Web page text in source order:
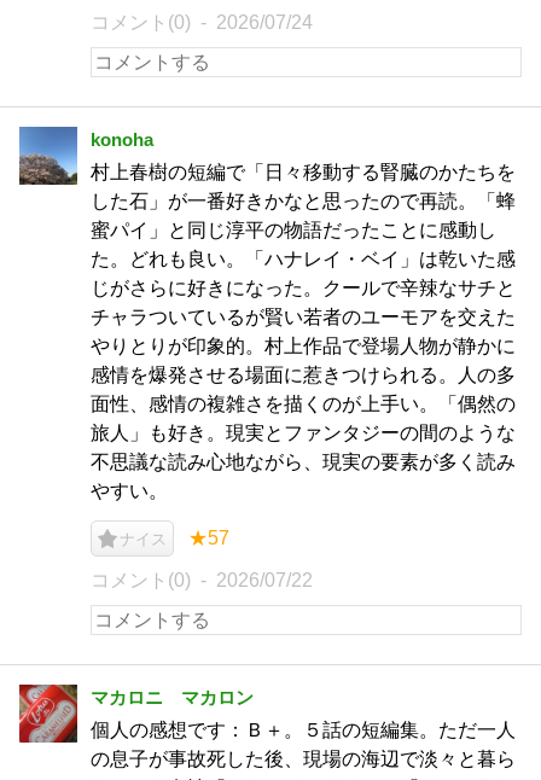
コメント(0) 2026/07/24
konoha
村上春樹の短編で「日々移動する腎臓のかたちを
した石」が一番好きかなと思ったので再読。「蜂
蜜パイ」と同じ淳平の物語だったことに感動し
た。どれも良い。「ハナレイ・ベイ」は乾いた感
じがさらに好きになった。クールで辛辣なサチと
チャラついているが賢い若者のユーモアを交えた
やりとりが印象的。村上作品で登場人物が静かに
感情を爆発させる場面に惹きつけられる。人の多
面性、感情の複雑さを描くのが上手い。「偶然の
旅人」も好き。現実とファンタジーの間のような
不思議な読み心地ながら、現実の要素が多く読み
やすい。
ナイス ★57
コメント(0) 2026/07/22
マカロニ マカロン
個人の感想です：Ｂ＋。５話の短編集。ただ一人
の息子が事故死した後、現場の海辺で淡々と暮ら